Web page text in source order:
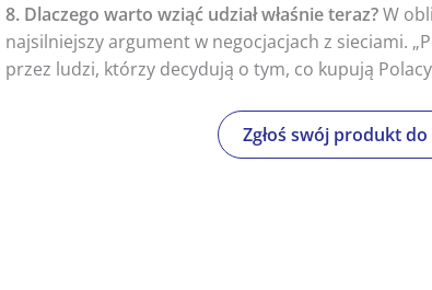
8. Dlaczego warto wziąć udział właśnie teraz?W
najsilniejszy argument w negocjacjach z sieciami.
przez ludzi, którzy decydują o tym, co kupują
Zgłoś swój produkt